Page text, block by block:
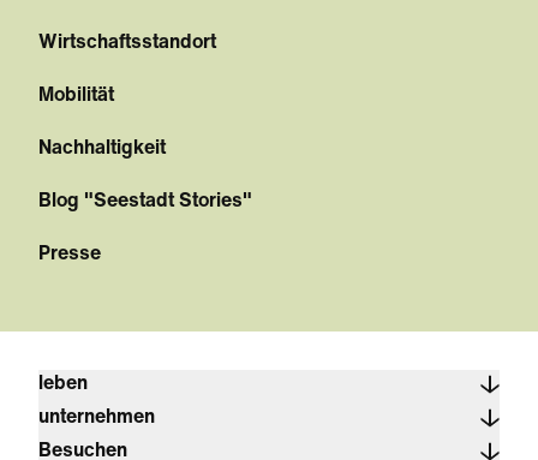
Wirtschaftsstandort
Mobilität
Nachhaltigkeit
Blog "Seestadt Stories"
Presse
leben
unternehmen
Besuchen